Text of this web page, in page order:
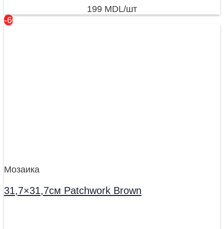
199 MDL/шт
-60%
Мозаика
31,7×31,7см Patchwork Brown